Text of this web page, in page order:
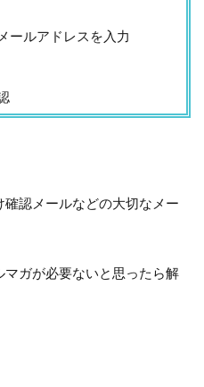
ールアドレスを入力
認メールなどの大切なメー
ガが必要ないと思ったら解